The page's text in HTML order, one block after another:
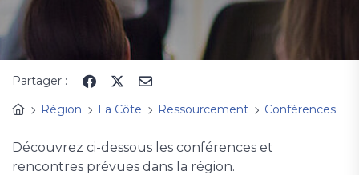
Partager :
Région
La Côte Ressourcement Conférences
Découvrez ci-dessous les conférences et
rencontres prévues dans la région.